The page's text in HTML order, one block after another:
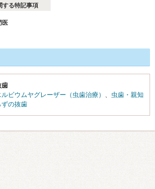
する特記事項
医
歯
ルビウムヤグレーザー（虫歯治療） 、 虫歯・親知
ずの抜歯